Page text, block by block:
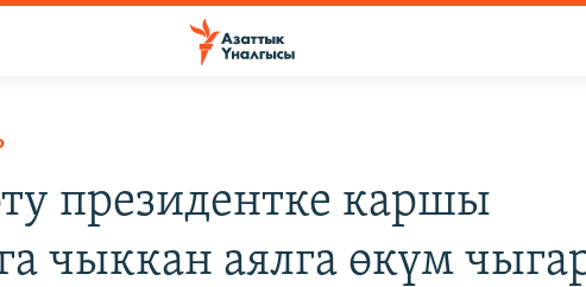
президентке каршы
чыккан аялга өкүм